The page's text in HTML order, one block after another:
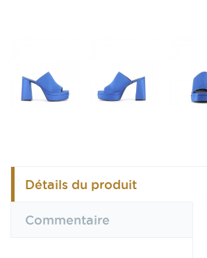
Détails du produit
Commentaire